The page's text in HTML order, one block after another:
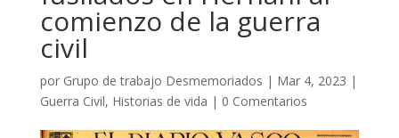
comienzo de la guerra
civil
por Grupo de trabajo Desmemoriados | Mar 4, 2023 |
Guerra Civil, Historias de vida | 0 Comentarios